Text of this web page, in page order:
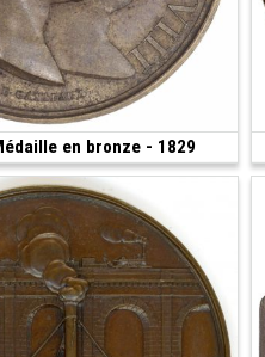
en bronze - 1829120 €